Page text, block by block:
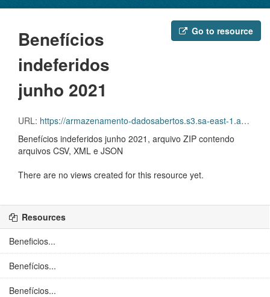
Go to resource
Benefícios
indeferidos
junho 2021
URL: https://armazenamento-dadosabertos.s3.sa-east-1.amazonaws.com/Plano+2016_2018_Grupos+de+dados/INSS+-+Beneficios+indeferidos/beneficios-indeferidos-06-2021.zip
Benefícios indeferidos junho 2021, arquivo ZIP contendo
arquivos CSV, XML e JSON
There are no views created for this resource yet.
Resources
Beneficios...
Benefícios...
Benefícios...